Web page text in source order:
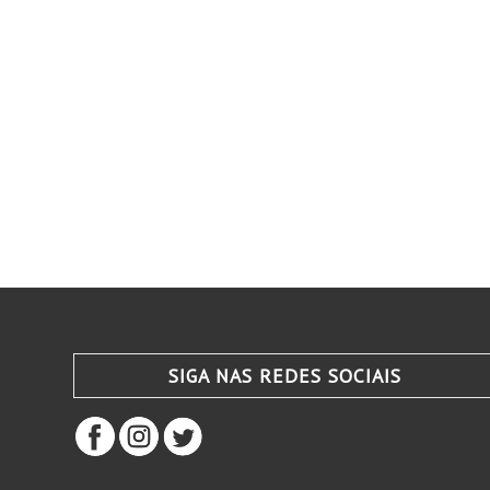
SIGA NAS REDES SOCIAIS